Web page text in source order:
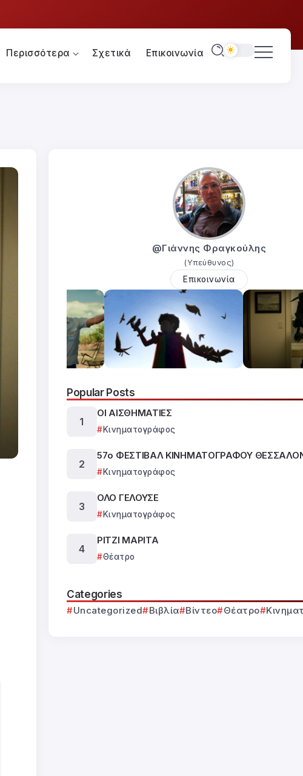
Περισσότερα Σχετικά Επικοινωνία
@Γιάννης Φραγκούλης
(Υπεύθυνος)
Επικοινωνία
Popular Posts
ΟΙ ΑΙΣΘΗΜΑΤΙΕΣ
Κινηματογράφος
57ο ΦΕΣΤΙΒΑΛ ΚΙΝΗΜΑΤΟΓΡΑΦΟΥ
Κινηματογράφος
ΟΛΟ ΓΕΛΟΥΣΕ
Κινηματογράφος
ΡΙΤΖΙ ΜΑΡΙΤΑ
Θέατρο
Categories
Uncategorized Βιβλία Βίντεο Θέατρο